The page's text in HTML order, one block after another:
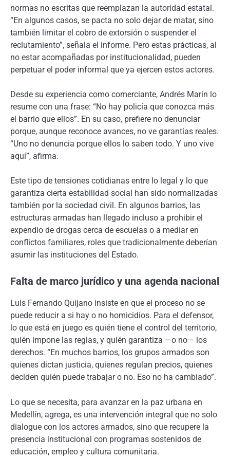
normas no escritas que reemplazan la autoridad estatal.
“En algunos casos, se pacta no solo dejar de matar, sino
también limitar el cobro de extorsión o suspender el
reclutamiento”, señala el informe. Pero estas prácticas, al
no estar acompañadas por institucionalidad, pueden
perpetuar el poder informal que ya ejercen estos actores.
Desde su experiencia como comerciante, Andrés Marín lo
resume con una frase: “No hay policía que conozca más
el barrio que ellos”. En su caso, prefiere no denunciar
porque, aunque reconoce avances, no ve garantías reales.
“Uno no denuncia porque ellos lo saben todo. Y uno vive
aquí”, afirma.
Este tipo de tensiones cotidianas entre lo legal y lo que
garantiza cierta estabilidad social han sido normalizadas
también por la sociedad civil. En algunos barrios, las
estructuras armadas han llegado incluso a prohibir el
expendio de drogas cerca de escuelas o a mediar en
conflictos familiares, roles que tradicionalmente deberían
asumir las instituciones del Estado.
Falta de marco jurídico y una agenda nacional
Luis Fernando Quijano insiste en que el proceso no se
puede reducir a si hay o no homicidios. Para el defensor,
lo que está en juego es quién tiene el control del territorio,
quién impone las reglas, y quién garantiza —o no— los
derechos. “En muchos barrios, los grupos armados son
quienes dictan justicia, quienes regulan precios, quienes
deciden quién puede trabajar o no. Eso no ha cambiado”.
Lo que se necesita, para avanzar en la paz urbana en
Medellín, agrega, es una intervención integral que no solo
dialogue con los actores armados, sino que recupere la
presencia institucional con programas sostenidos de
educación, empleo y cultura comunitaria.